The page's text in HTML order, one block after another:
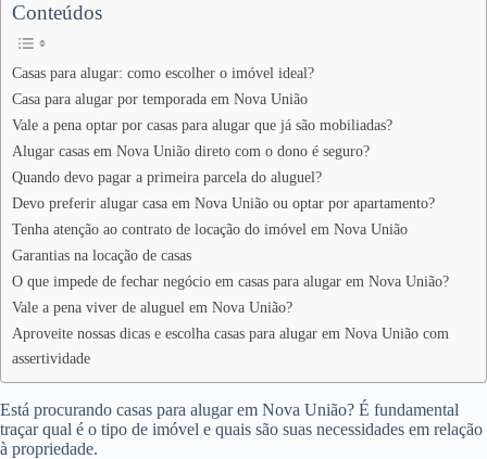
Conteúdos
Casas para alugar: como escolher o imóvel ideal?
Casa para alugar por temporada em Nova União
Vale a pena optar por casas para alugar que já são mobiliadas?
Alugar casas em Nova União direto com o dono é seguro?
Quando devo pagar a primeira parcela do aluguel?
Devo preferir alugar casa em Nova União ou optar por apartamento?
Tenha atenção ao contrato de locação do imóvel em Nova União
Garantias na locação de casas
O que impede de fechar negócio em casas para alugar em Nova União?
Vale a pena viver de aluguel em Nova União?
Aproveite nossas dicas e escolha casas para alugar em Nova União com
assertividade
Está procurando casas para alugar em Nova União? É fundamental
traçar qual é o tipo de imóvel e quais são suas necessidades em relação
à propriedade.